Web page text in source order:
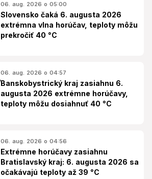
06. aug. 2026 o 05:00
Slovensko čaká 6. augusta 2026
extrémna vlna horúčav, teploty môžu
prekročiť 40 °C
06. aug. 2026 o 04:57
Banskobystrický kraj zasiahnu 6.
augusta 2026 extrémne horúčavy,
teploty môžu dosiahnuť 40 °C
06. aug. 2026 o 04:56
Extrémne horúčavy zasiahnu
Bratislavský kraj: 6. augusta 2026 sa
očakávajú teploty až 39 °C